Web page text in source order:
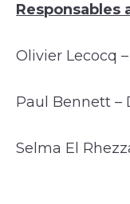
Responsables
Olivier Lecocq
Paul Bennett –
Selma El